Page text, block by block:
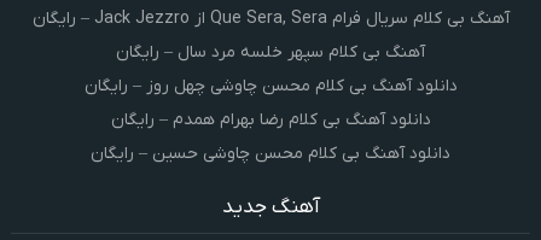
آهنگ بی کلام سریال فرام Que Sera, Sera از Jack Jezzro – رایگان
آهنگ بی کلام سپهر خلسه مرد سال – رایگان
دانلود آهنگ بی کلام محسن چاوشی چهل روز – رایگان
دانلود آهنگ بی کلام رضا بهرام همدم – رایگان
دانلود آهنگ بی کلام محسن چاوشی حسین – رایگان
آهنگ جدید